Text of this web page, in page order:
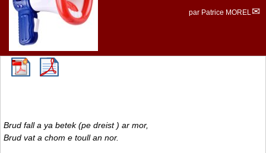
par Patrice MOREL
Brud fall a ya betek (pe dreist ) ar mor,
Brud vat a chom e toull an nor.